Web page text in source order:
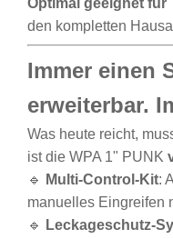
Optimal geeignet für
den kompletten
Immer einen
erweiterbar.
Was heute reicht,
ist die WPA 1" PUNK
🔹
Multi-Control-Kit:
manuelles Eingreifen
🔹
Leckageschutz-